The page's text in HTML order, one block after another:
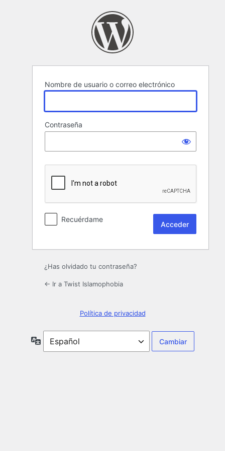
Nombre de usuario o correo electrónico
Contraseña
Recuérdame
¿Has olvidado tu contraseña?
← Ir a Twist Islamophobia
Política de privacidad
Idioma